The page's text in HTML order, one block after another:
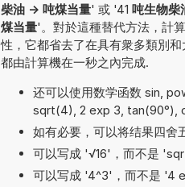
柴油 -> 吨煤当量' 或 '41 吨生物
煤当量'。對於這種替代方法，計
性，它都省去了在具有衆多類別
都由計算機在一秒之內完成.
还可以使用数学函数 sin,
sqrt(4), 2 exp 3, tan(90°),
如有必要，可以将结果四舍
可以写成 '√16'，而不是 'sqrt
可以写成 '4^3'，而不是 '4